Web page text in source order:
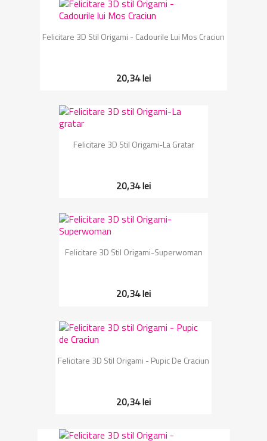
Felicitare 3D Stil Origami - Cadourile Lui Mos Craciun
20,34 lei
Felicitare 3D Stil Origami-La Gratar
20,34 lei
Felicitare 3D Stil Origami-Superwoman
20,34 lei
Felicitare 3D Stil Origami - Pupic De Craciun
20,34 lei